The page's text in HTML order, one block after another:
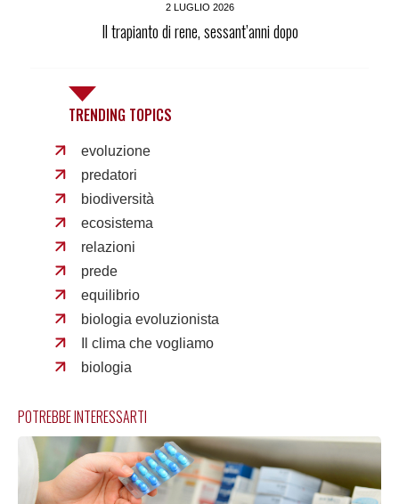
2 LUGLIO 2026
Il trapianto di rene, sessant’anni dopo
TRENDING TOPICS
evoluzione
predatori
biodiversità
ecosistema
relazioni
prede
equilibrio
biologia evoluzionista
Il clima che vogliamo
biologia
POTREBBE INTERESSARTI